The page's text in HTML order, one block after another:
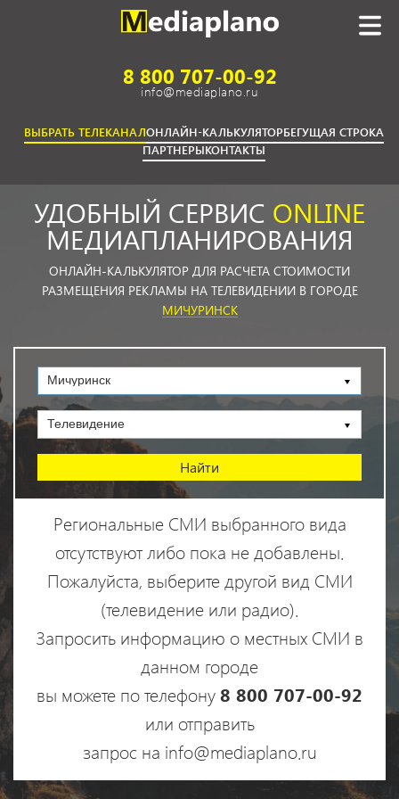
8 800 707-00-92
info@mediaplano.ru
УДОБНЫЙ СЕРВИС ONLINE
МЕДИАПЛАНИРОВАНИЯ
ОНЛАЙН-КАЛЬКУЛЯТОР ДЛЯ РАСЧЕТА СТОИМОСТИ
РАЗМЕЩЕНИЯ РЕКЛАМЫ НА ТЕЛЕВИДЕНИИ В ГОРОДЕ
МИЧУРИНСК
Мичуринск
Телевидение
Региональные СМИ выбранного вида
отсутствуют либо пока не добавлены.
Пожалуйста, выберите другой вид СМИ
(телевидение или радио).
Запросить информацию о местных СМИ в
данном городе
вы можете по телефону8 800 707-00-92
или отправить
запрос на info@mediaplano.ru
ВЫБРАТЬ ТЕЛЕКАНАЛОНЛАЙН-КАЛЬКУЛЯТОРБЕГУЩАЯ СТРОКА
ПАРТНЕРЫКОНТАКТЫ